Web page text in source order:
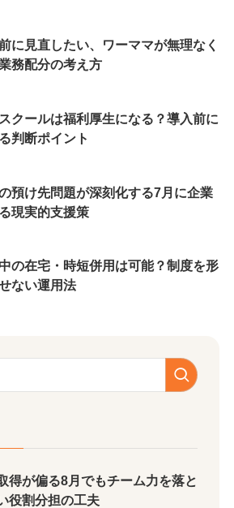
に見直したい、ワーママが無理なく
務配分の考え方
クールは福利厚生になる？導入前に
判断ポイント
預け先問題が深刻化する7月に企業
現実的支援策
の在宅・時短併用は可能？制度を形
ない運用法
得が偏る8月でもチーム力を落と
役割分担の工夫